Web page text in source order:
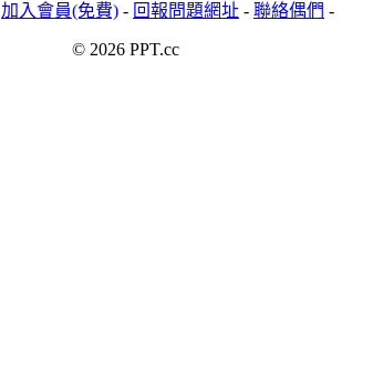
加入會員(免費) - 回報問題網址 - 聯絡偶們 -
© 2026 PPT.cc